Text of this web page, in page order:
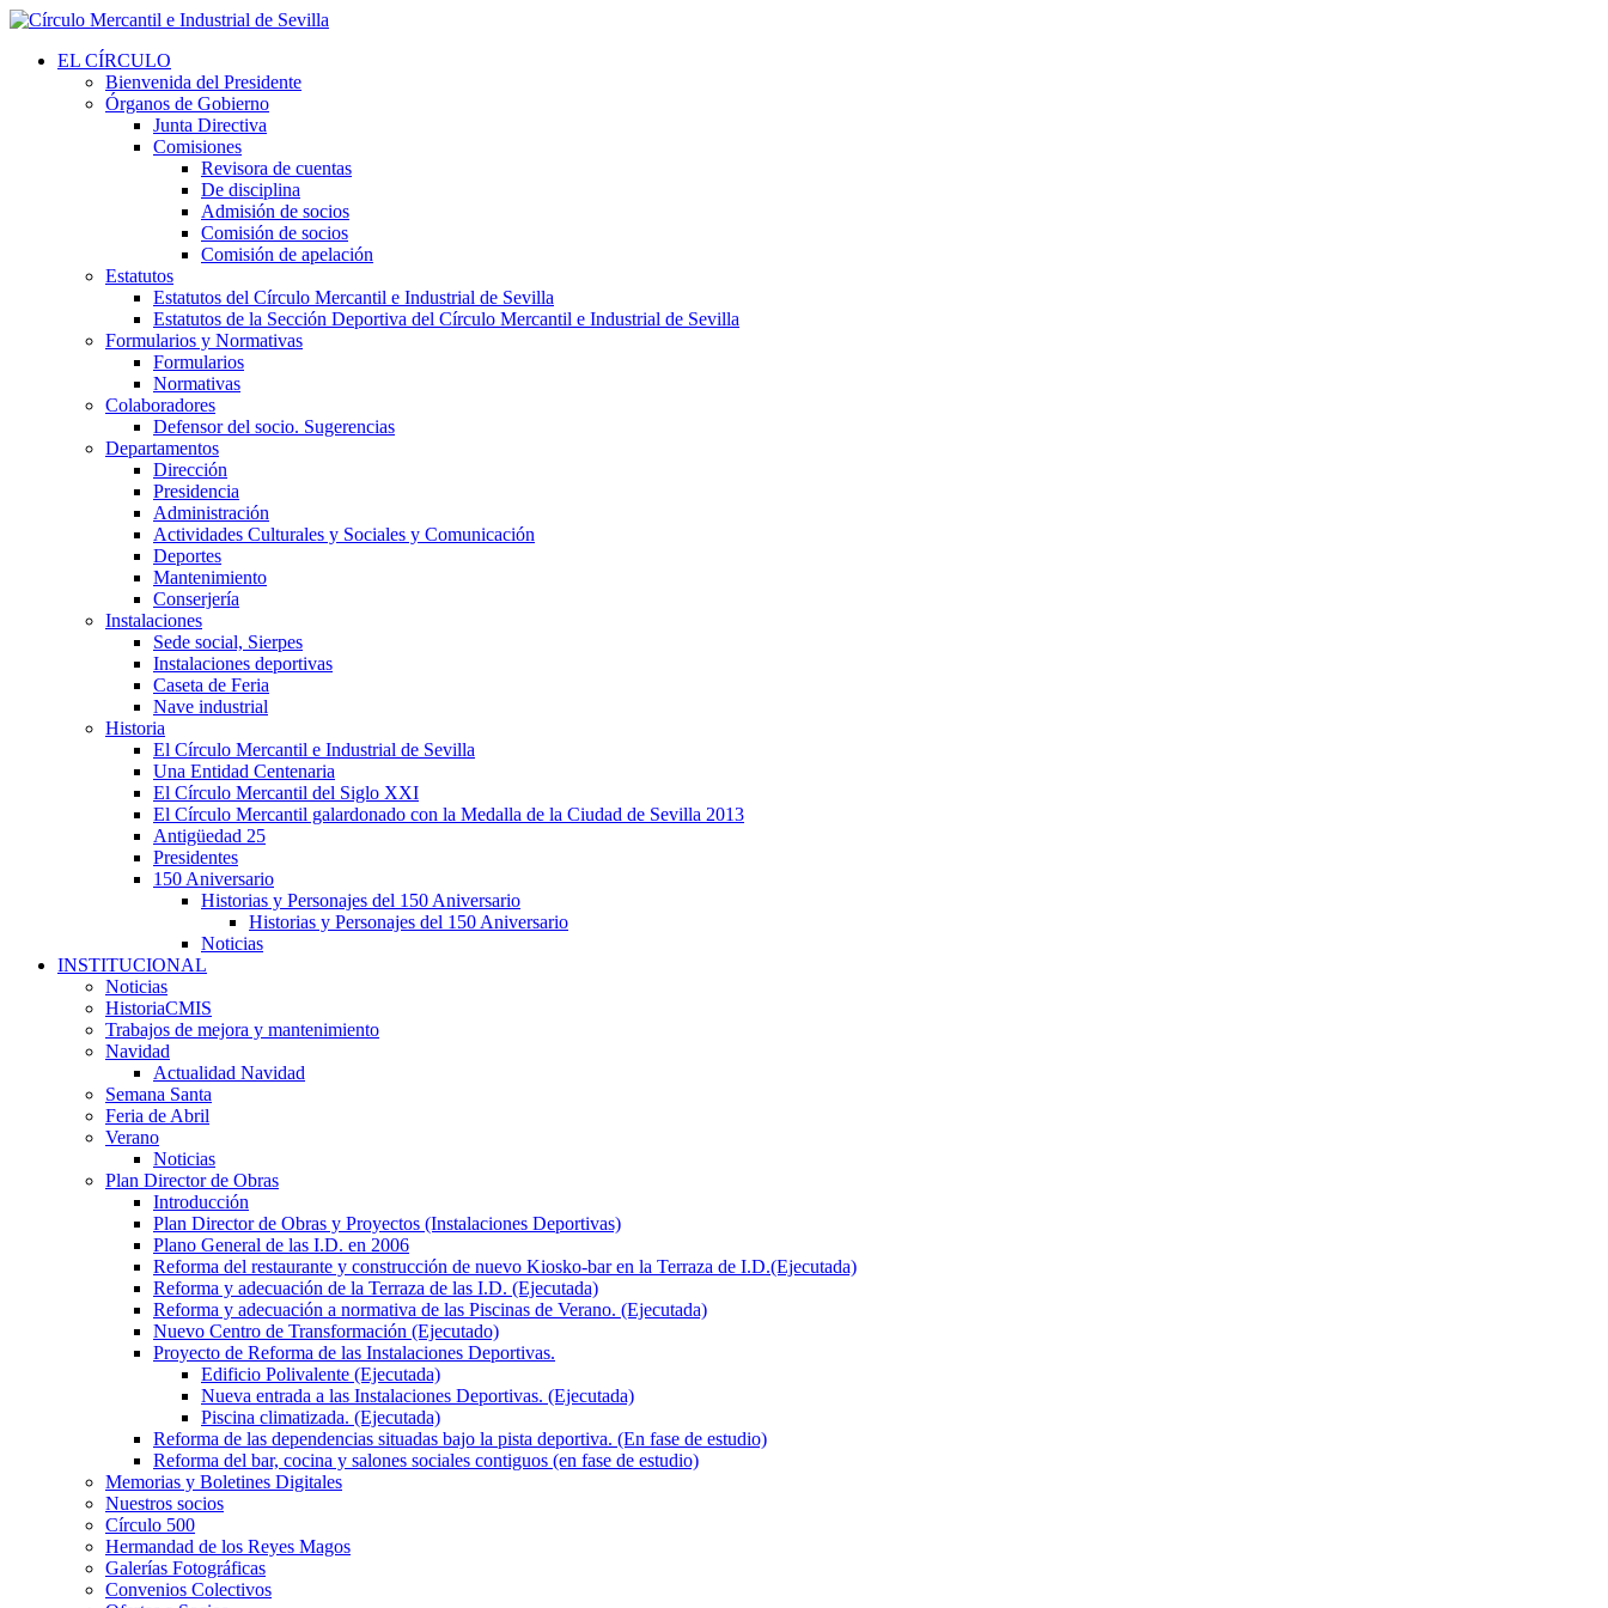
EL CÍRCULO
Bienvenida del Presidente
Órganos de Gobierno
Junta Directiva
Comisiones
Revisora de cuentas
De disciplina
Admisión de socios
Comisión de socios
Comisión de apelación
Estatutos
Estatutos del Círculo Mercantil e Industrial de Sevilla
Estatutos de la Sección Deportiva del Círculo Mercantil e Industrial de Sevilla
Formularios y Normativas
Formularios
Normativas
Colaboradores
Defensor del socio. Sugerencias
Departamentos
Dirección
Presidencia
Administración
Actividades Culturales y Sociales y Comunicación
Deportes
Mantenimiento
Conserjería
Instalaciones
Sede social, Sierpes
Instalaciones deportivas
Caseta de Feria
Nave industrial
Historia
El Círculo Mercantil e Industrial de Sevilla
Una Entidad Centenaria
El Círculo Mercantil del Siglo XXI
El Círculo Mercantil galardonado con la Medalla de la Ciudad de Sevilla 2013
Antigüedad 25
Presidentes
150 Aniversario
Historias y Personajes del 150 Aniversario
Historias y Personajes del 150 Aniversario
Noticias
INSTITUCIONAL
Noticias
HistoriaCMIS
Trabajos de mejora y mantenimiento
Navidad
Actualidad Navidad
Semana Santa
Feria de Abril
Verano
Noticias
Plan Director de Obras
Introducción
Plan Director de Obras y Proyectos (Instalaciones Deportivas)
Plano General de las I.D. en 2006
Reforma del restaurante y construcción de nuevo Kiosko-bar en la Terraza de I.D.(Ejecutada)
Reforma y adecuación de la Terraza de las I.D. (Ejecutada)
Reforma y adecuación a normativa de las Piscinas de Verano. (Ejecutada)
Nuevo Centro de Transformación (Ejecutado)
Proyecto de Reforma de las Instalaciones Deportivas.
Edificio Polivalente (Ejecutada)
Nueva entrada a las Instalaciones Deportivas. (Ejecutada)
Piscina climatizada. (Ejecutada)
Reforma de las dependencias situadas bajo la pista deportiva. (En fase de estudio)
Reforma del bar, cocina y salones sociales contiguos (en fase de estudio)
Memorias y Boletines Digitales
Nuestros socios
Círculo 500
Hermandad de los Reyes Magos
Galerías Fotográficas
Convenios Colectivos